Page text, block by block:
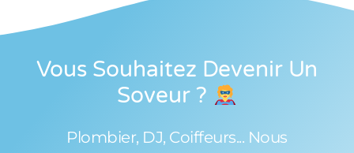
Vous Souhaitez Devenir Un
Soveur ?
Plombier, DJ, Coiffeurs... Nous